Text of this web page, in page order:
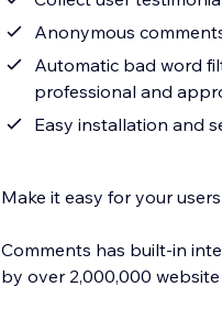
Anonymous
Automatic bad word filtering & email notifications - ensures that
professional and
Easy installation and
Make it easy for your
Comments has built-in
by over 2,000,000